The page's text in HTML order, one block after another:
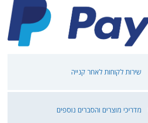
שירות לקוחות לאחר קנייה
מדריכי מוצרים והסברים נוספים